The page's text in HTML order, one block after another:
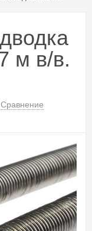
м в/в.
Сравнение